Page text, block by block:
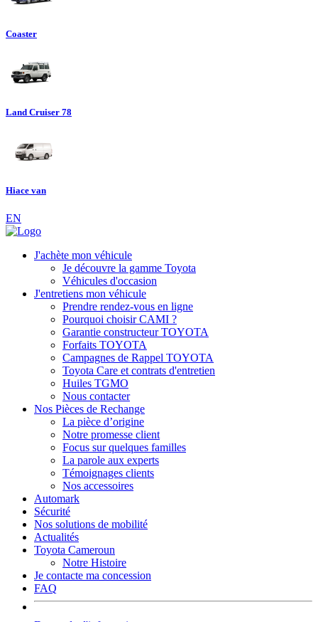
Coaster
Land Cruiser 78
Hiace van
EN
J'achète mon véhicule
Je découvre la gamme Toyota
Véhicules d'occasion
J'entretiens mon véhicule
Prendre rendez-vous en ligne
Pourquoi choisir CAMI ?
Garantie constructeur TOYOTA
Forfaits TOYOTA
Campagnes de Rappel TOYOTA
Toyota Care et contrats d'entretien
Huiles TGMO
Nous contacter
Nos Pièces de Rechange
La pièce d’origine
Notre promesse client
Focus sur quelques familles
La parole aux experts
Témoignages clients
Nos accessoires
Automark
Sécurité
Nos solutions de mobilité
Actualités
Toyota Cameroun
Notre Histoire
Je contacte ma concession
FAQ